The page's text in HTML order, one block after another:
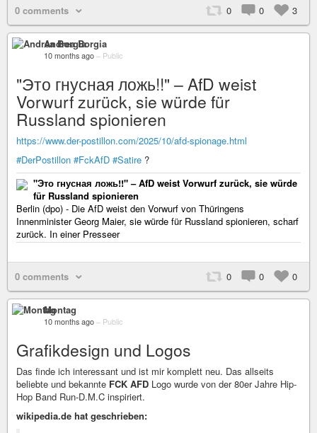
0 comments 0 0 3
Andrea Borgia
10 months ago – Public
"Это гнусная ложь!!" – AfD weist
Vorwurf zurück, sie würde für
Russland spionieren
https://www.der-postillon.com/2025/10/afd-spionage.html
#DerPostillon #FckAfD #Satire ?
"Это гнусная ложь!!" – AfD weist Vorwurf zurück, sie würde
für Russland spionieren
Berlin (dpo) - Die AfD weist den Vorwurf von Thüringens
Innenminister Georg Maier, sie würde für Russland spionieren, scharf
zurück. In einer Presseer
0 comments 0 0 0
Montag
10 months ago – Public
Grafikdesign und Logos
Das finde ich interessant und ist mir komplett neu. Das allseits
beliebte und bekannte FCK AFD Logo wurde von der 80er Jahre Hip-
Hop Band Run-D.M.C inspiriert.
wikipedia.de hat geschrieben: